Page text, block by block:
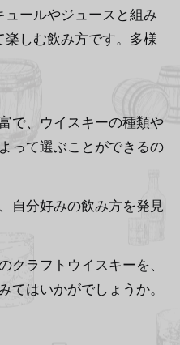
ールやジュースと組み
しむ飲み方です。多様
で、ウイスキーの種類や
って選ぶことができるの
自分好みの飲み方を発見
クラフトウイスキーを、
てはいかがでしょうか。